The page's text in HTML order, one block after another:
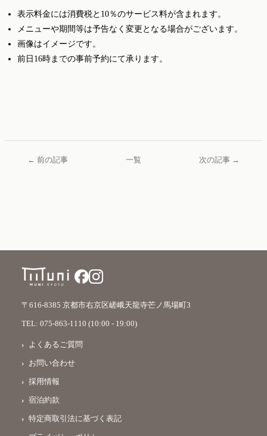
表示料金には消費税と10％のサービス料が含まれます。
メニューや期間等は予告なく変更となる場合がございます。
画像はイメージです。
前日16時までの事前予約にて承ります。
← 前の記事 一覧 次の記事 →
〒616-8385 京都市右京区嵯峨天龍寺芒ノ馬場町3
TEL: 075-863-1110 (10:00 - 19:00)
よくあるご質問
お問い合わせ
採用情報
宿泊約款
特定商取引法に基づく表記